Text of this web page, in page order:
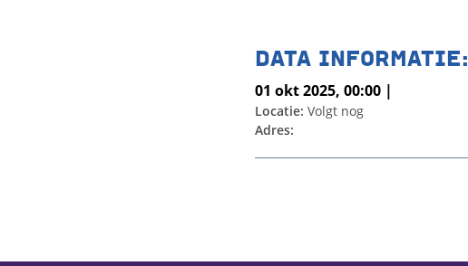
DATA INFORMATIE:
01 okt 2025, 00:00 |
Locatie: Volgt nog
Adres: